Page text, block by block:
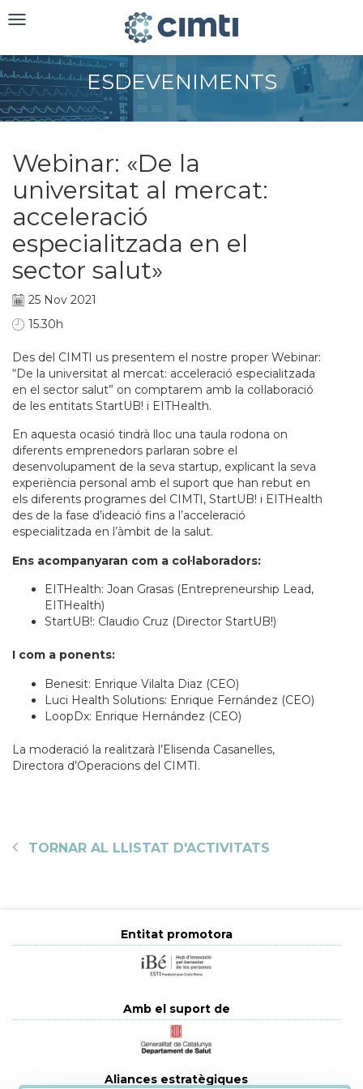
Toggle
ESDEVENIMENTS
Webinar: «De la
universitat al mercat:
acceleració
especialitzada en el
sector salut»
25 Nov 2021
15.30h
Des del CIMTI us presentem el nostre proper Webinar:
“De la universitat al mercat: acceleració especialitzada
en el sector salut” on comptarem amb la col·laboració
de les entitats StartUB! i EITHealth.
En aquesta ocasió tindrà lloc una taula rodona on
diferents emprenedors parlaran sobre el
desenvolupament de la seva startup, explicant la seva
experiència personal amb el suport que han rebut en
els diferents programes del CIMTI, StartUB! i EITHealth
des de la fase d’ideació fins a l’acceleració
especialitzada en l’àmbit de la salut.
Ens acompanyaran com a col·laboradors:
EITHealth: Joan Grasas (Entrepreneurship Lead,
EITHealth)
StartUB!: Claudio Cruz (Director StartUB!)
I com a ponents:
Benesit: Enrique Vilalta Diaz (CEO)
Luci Health Solutions: Enrique Fernández (CEO)
LoopDx: Enrique Hernández (CEO)
La moderació la realitzarà l’Elisenda Casanelles,
Directora d’Operacions del CIMTI.
TORNAR AL LLISTAT D'ACTIVITATS
Entitat promotora
Amb el suport de
Aliances estratègiques